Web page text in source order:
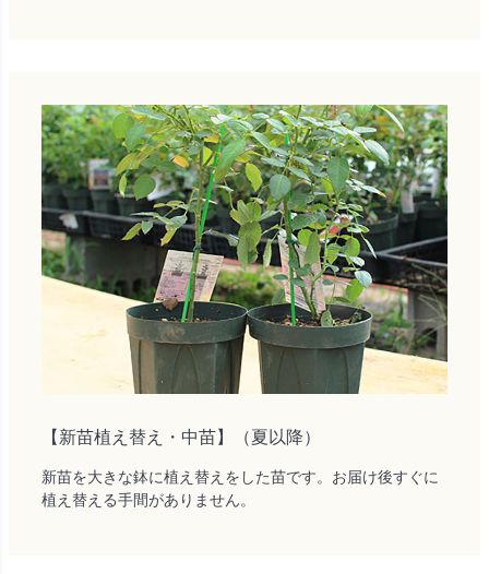
【新苗植え替え・中苗】（夏以降）
新苗を大きな鉢に植え替えをした苗です。お届け後すぐに
植え替える手間がありません。